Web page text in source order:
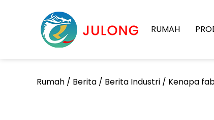
RUMAH
Rumah / Berita / Berita Industri / Kenapa